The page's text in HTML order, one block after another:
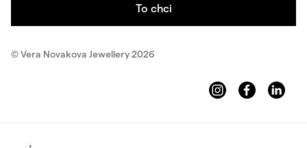
© Vera Novakova Jewellery 2026